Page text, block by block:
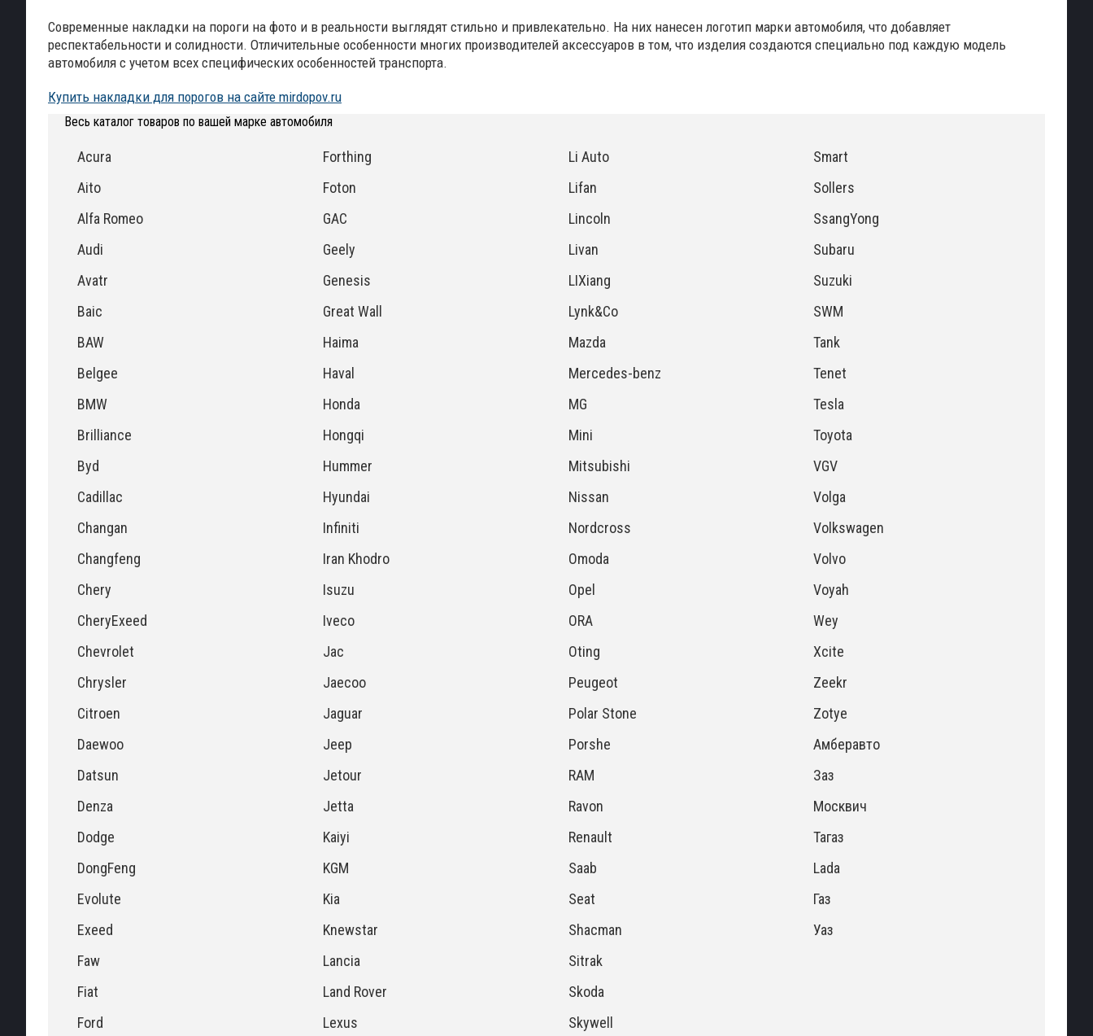
Современные накладки на пороги на фото и в реальности выглядят стильно и привлекательно. На них нанесен логотип марки автомобиля, что добавляет
респектабельности и солидности. Отличительные особенности многих производителей аксессуаров в том, что изделия создаются специально под каждую модель
автомобиля с учетом всех специфических особенностей транспорта.
Купить накладки для порогов на сайте mirdopov.ru
Весь каталог товаров по вашей марке автомобиля
Acura
Aito
Alfa Romeo
Audi
Avatr
Baic
BAW
Belgee
BMW
Brilliance
Byd
Cadillac
Changan
Changfeng
Chery
CheryExeed
Chevrolet
Chrysler
Citroen
Daewoo
Datsun
Denza
Dodge
DongFeng
Evolute
Exeed
Faw
Fiat
Ford
Forthing
Foton
GAC
Geely
Genesis
Great Wall
Haima
Haval
Honda
Hongqi
Hummer
Hyundai
Infiniti
Iran Khodro
Isuzu
Iveco
Jac
Jaecoo
Jaguar
Jeep
Jetour
Jetta
Kaiyi
KGM
Kia
Knewstar
Lancia
Land Rover
Lexus
Li Auto
Lifan
Lincoln
Livan
LIXiang
Lynk&Co
Mazda
Mercedes-benz
MG
Mini
Mitsubishi
Nissan
Nordcross
Omoda
Opel
ORA
Oting
Peugeot
Polar Stone
Porshe
RAM
Ravon
Renault
Saab
Seat
Shacman
Sitrak
Skoda
Skywell
Smart
Sollers
SsangYong
Subaru
Suzuki
SWM
Tank
Tenet
Tesla
Toyota
VGV
Volga
Volkswagen
Volvo
Voyah
Wey
Xcite
Zeekr
Zotye
Амберавто
Заз
Москвич
Тагаз
Lada
Газ
Уаз